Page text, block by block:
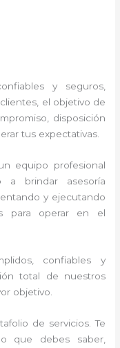
y seguros,
el objetivo de
disposición
tus expectativas.
equipo profesional
a brindar asesoría
y ejecutando
para operar en el
confiables y
total de nuestros
objetivo.
de servicios. Te
que debes saber,